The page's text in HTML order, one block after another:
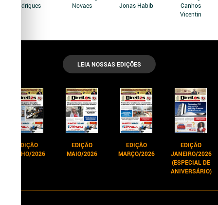
Rodrigues
Novaes
Jonas Habib
Canhos
Vicentin
LEIA NOSSAS EDIÇÕES
EDIÇÃO
JUNHO/2026
EDIÇÃO
MAIO/2026
EDIÇÃO
MARÇO/2026
EDIÇÃO
JANEIRO/2026
(ESPECIAL DE
ANIVERSÁRIO)